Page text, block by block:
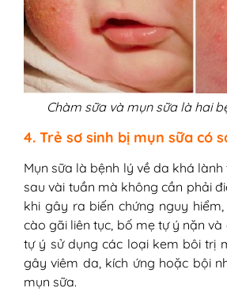
Chàm sữa và mụn sữa là hai
4. Trẻ sơ sinh bị mụn sữa có
Mụn sữa là bệnh lý về da khá lành
sau vài tuần mà không cần phải
khi gây ra biến chứng nguy
cào gãi liên tục, bố mẹ tự ý nặn
tự ý sử dụng các loại kem bôi trị
gây viêm da, kích ứng hoặc bội
mụn sữa.